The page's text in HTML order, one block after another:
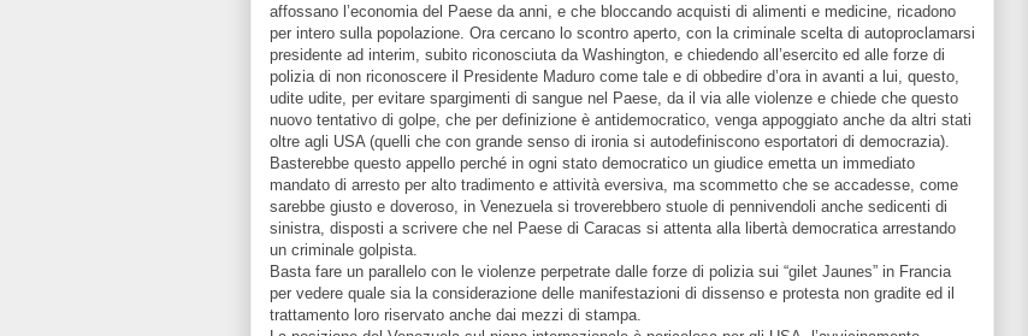
affossano l’economia del Paese da anni, e che bloccando acquisti di alimenti e medicine, ricadono
per intero sulla popolazione. Ora cercano lo scontro aperto, con la criminale scelta di autoproclamarsi
presidente ad interim, subito riconosciuta da Washington, e chiedendo all’esercito ed alle forze di
polizia di non riconoscere il Presidente Maduro come tale e di obbedire d’ora in avanti a lui, questo,
udite udite, per evitare spargimenti di sangue nel Paese, da il via alle violenze e chiede che questo
nuovo tentativo di golpe, che per definizione è antidemocratico, venga appoggiato anche da altri stati
oltre agli USA (quelli che con grande senso di ironia si autodefiniscono esportatori di democrazia).
Basterebbe questo appello perché in ogni stato democratico un giudice emetta un immediato
mandato di arresto per alto tradimento e attività eversiva, ma scommetto che se accadesse, come
sarebbe giusto e doveroso, in Venezuela si troverebbero stuole di pennivendoli anche sedicenti di
sinistra, disposti a scrivere che nel Paese di Caracas si attenta alla libertà democratica arrestando
un criminale golpista.
Basta fare un parallelo con le violenze perpetrate dalle forze di polizia sui “gilet Jaunes” in Francia
per vedere quale sia la considerazione delle manifestazioni di dissenso e protesta non gradite ed il
trattamento loro riservato anche dai mezzi di stampa.